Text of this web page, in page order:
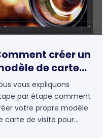
créer un
de carte
visite pour
avec
Stock et
?
vous expliquons
par étape comment
votre propre modèle
carte de visite pour